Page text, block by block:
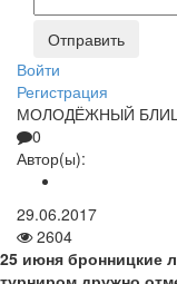
Войти
Регистрация
МОЛОДЁЖНЫЙ
0
Автор(ы):
29.06.2017
2604
25 июня бронницкие